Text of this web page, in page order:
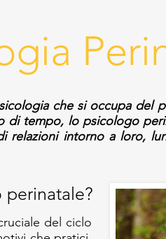
che si occupa
tempo, lo psicologo
relazioni intorno a loro,
perinatale?
del ciclo